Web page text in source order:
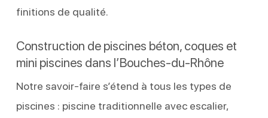
finitions de qualité.
Construction de piscines béton, coques et
mini piscines dans l’Bouches-du-Rhône
Notre savoir-faire s’étend à tous les types de
piscines : piscine traditionnelle avec escalier,